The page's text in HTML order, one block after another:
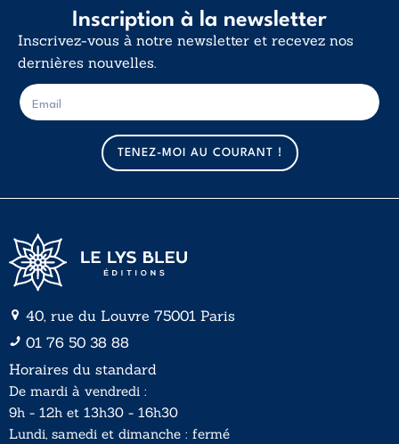
Inscription à la newsletter
Inscrivez-vous à notre newsletter et recevez nos
dernières nouvelles.
m
a
i
l
E
-
m
TENEZ-MOI AU COURANT !
40, rue du Louvre 75001 Paris
01 76 50 38 88
Horaires du standard
De mardi à vendredi :
9h - 12h et 13h30 - 16h30
Lundi, samedi et dimanche : fermé